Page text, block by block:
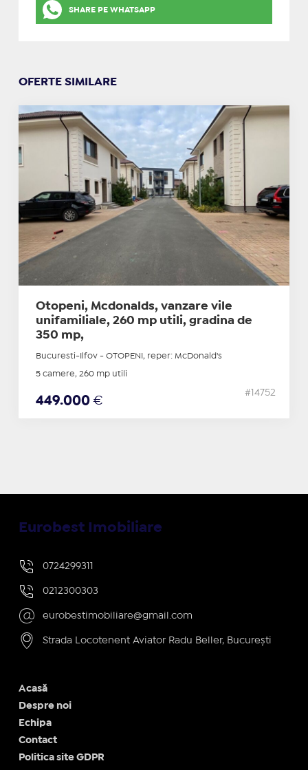
SHARE PE WHATSAPP
OFERTE SIMILARE
Otopeni, Mcdonalds, vanzare vile
unifamiliale, 260 mp utili, gradina de
350 mp,
Bucuresti-Ilfov - OTOPENI, reper: McDonald's
5 camere, 260 mp utili
449.000 €
#14752
Eurobest Imobiliare
0724299311
0212300303
eurobestimobiliare@gmail.com
Strada Locotenent Aviator Radu Beller, București
Acasă
Despre noi
Echipa
Contact
Politica site GDPR